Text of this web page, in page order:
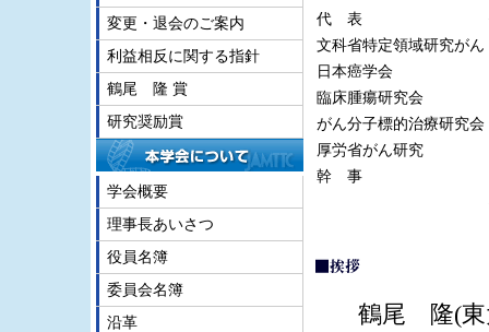
代 表
文科省特定領域研究がん
日本癌学会
臨床腫瘍研究会
がん分子標的治療研究会
厚労省がん研究
幹 事
鶴尾 隆(東
変更・退会のご案内
利益相反に関する指針
鶴尾 隆 賞
研究奨励賞
学会概要
理事長あいさつ
役員名簿
委員会名簿
沿革